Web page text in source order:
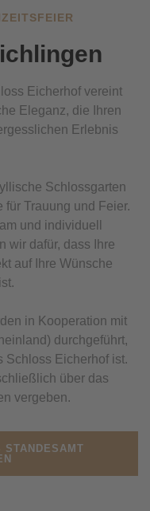
Eicherhof vereint
Eleganz, die Ihren
Erlebnis
Schlossgarten
für Trauung und Feier.
und individuell
wir dafür, dass Ihre
auf Ihre Wünsche
in Kooperation mit
durchgeführt,
Schloss Eicherhof ist.
über das
vergeben.
STANDESAMT